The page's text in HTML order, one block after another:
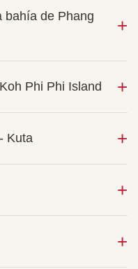
bahía de Phang
Phi Phi Island
Kuta